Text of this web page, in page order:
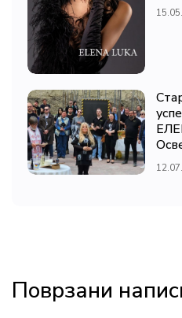
Поврзани